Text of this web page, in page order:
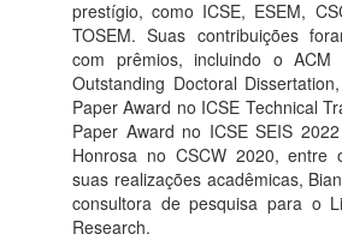
prestígio, como ICSE, ESEM,
TOSEM. Suas contribuições
com prêmios, incluindo o ACM
Outstanding Doctoral
Paper Award no ICSE Technical
Paper Award no ICSE SEIS
Honrosa no CSCW 2020, entre
suas realizações acadêmicas,
consultora de pesquisa para o
Research.